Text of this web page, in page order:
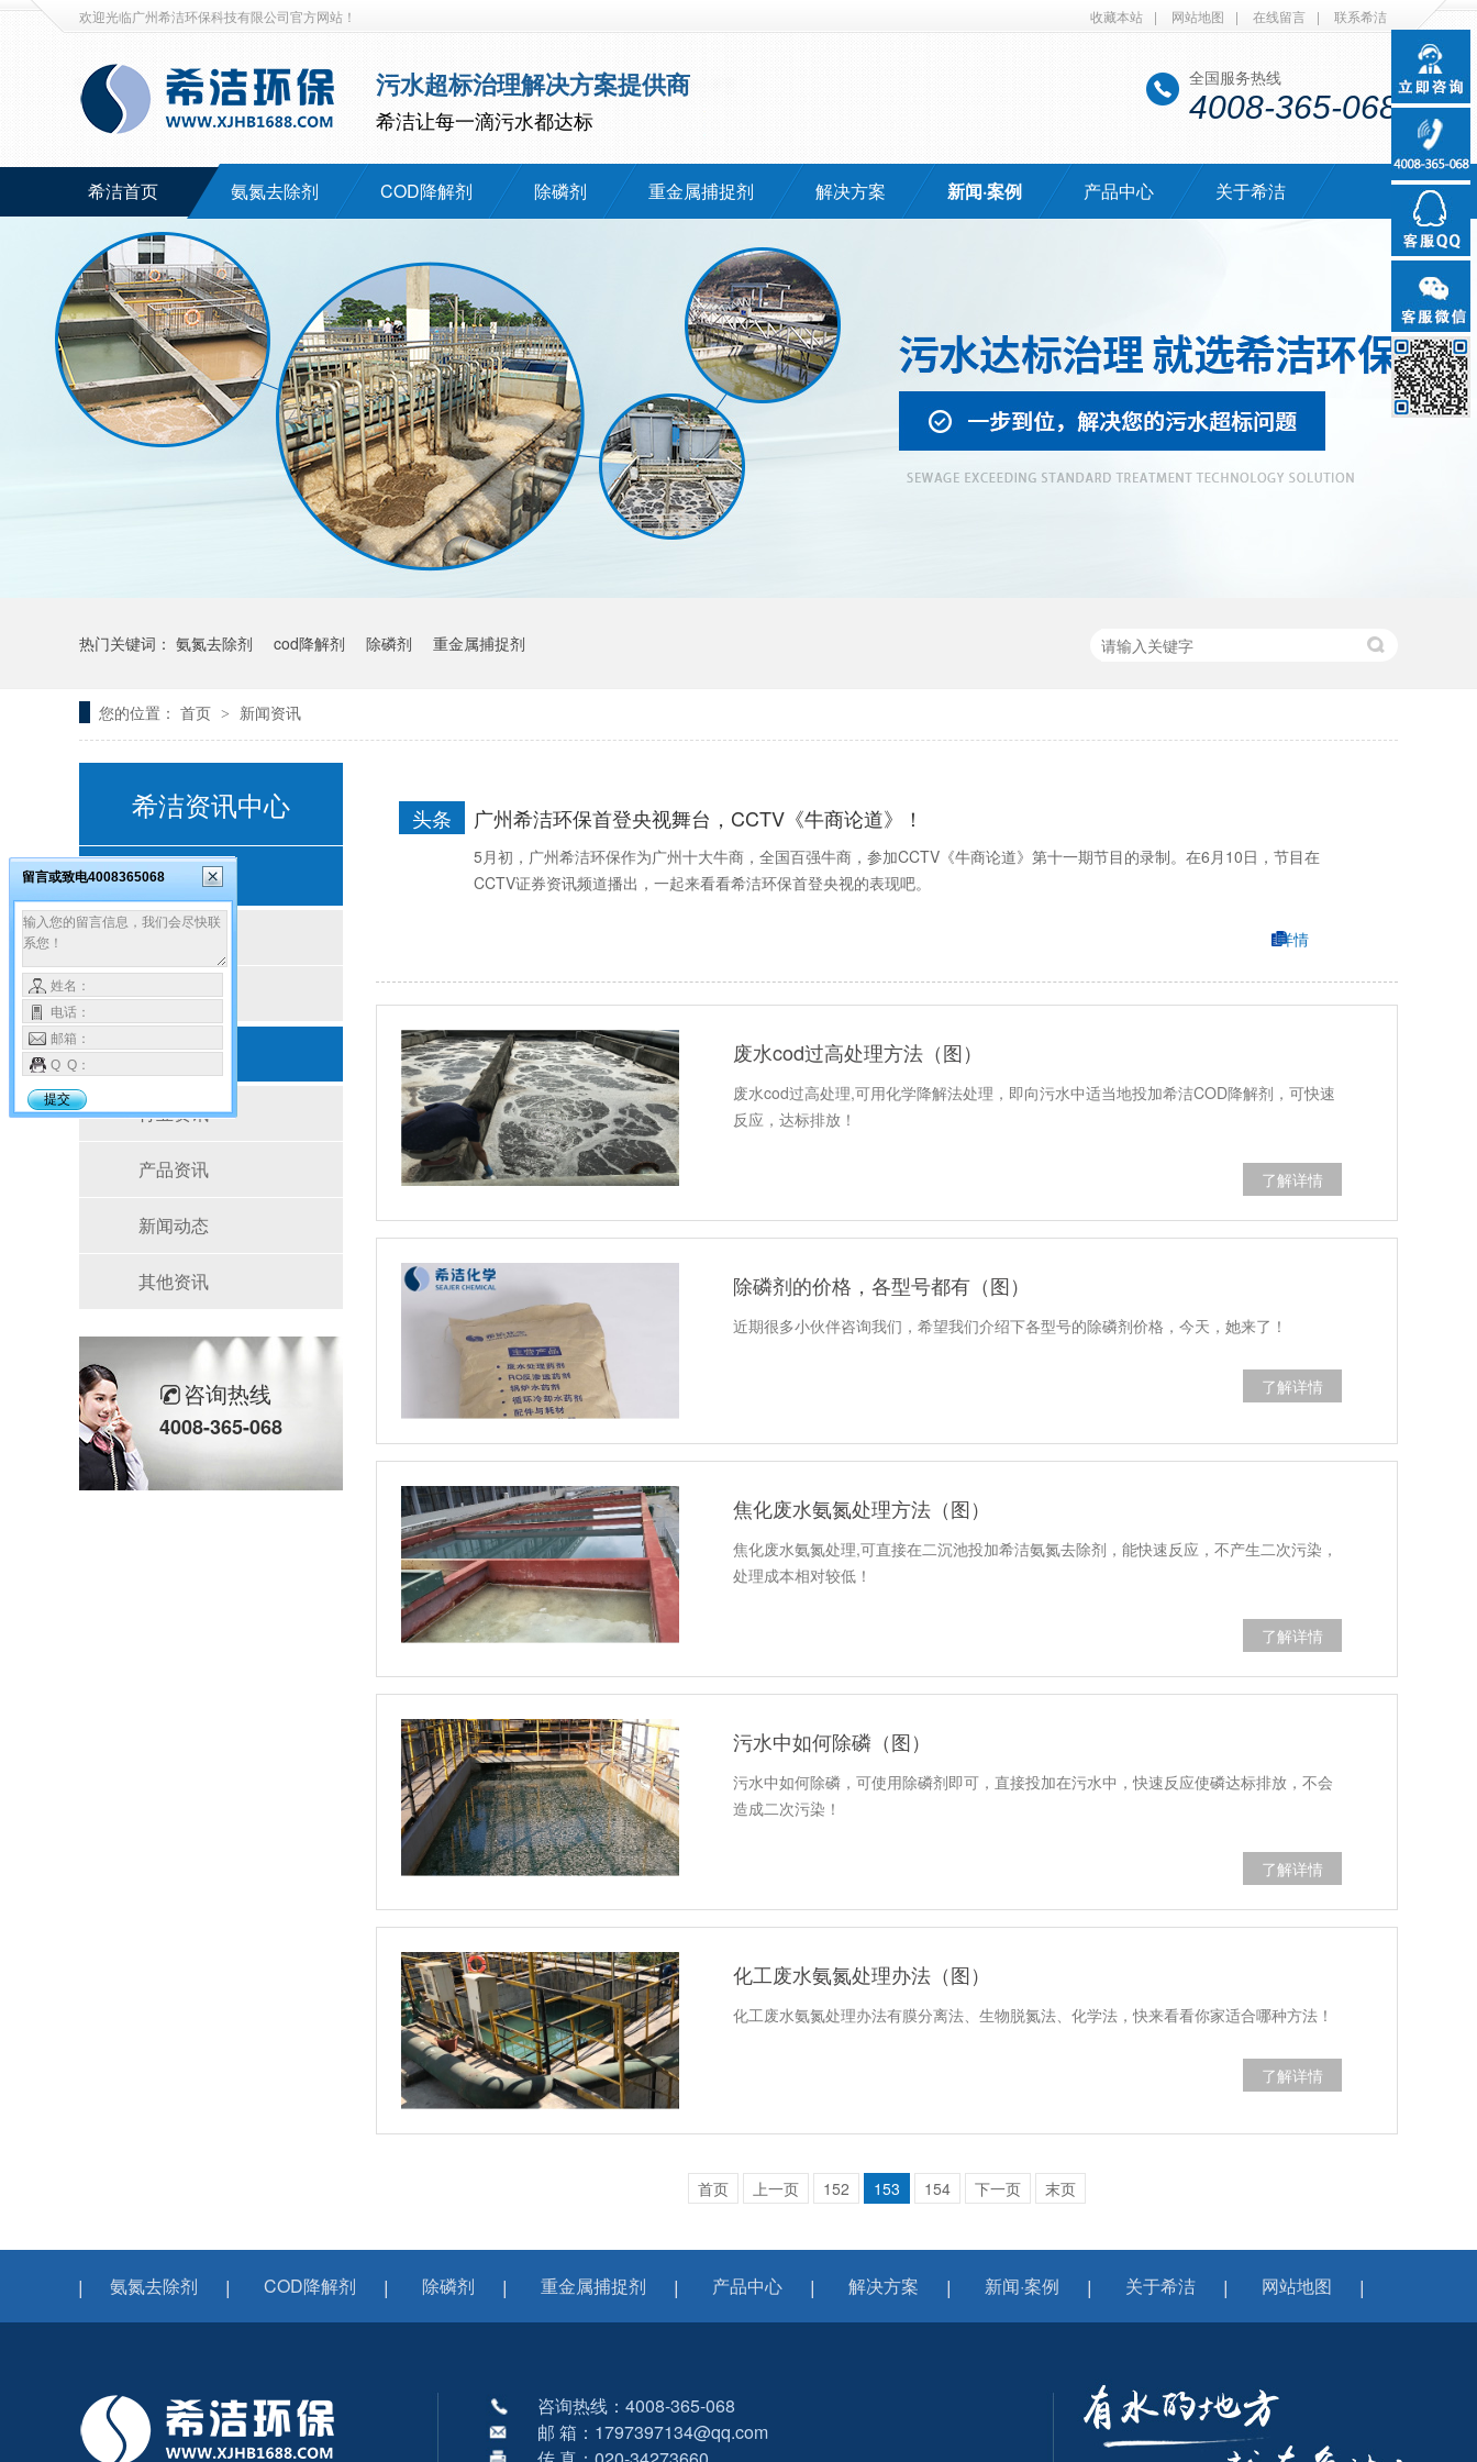
收藏本站 | 网站地图 | 在线留言 | 联系希洁
欢迎光临广州希洁环保科技有限公司官方网站！
污水超标治理解决方案提供商
希洁让每一滴污水都达标
全国服务热线
4008-365-068
希洁首页 氨氮去除剂 COD降解剂 除磷剂 重金属捕捉剂 解决方案 新闻·案例 产品中心 关于希洁
热门关键词： 氨氮去除剂 cod降解剂 除磷剂 重金属捕捉剂
您的位置： 首页 > 新闻资讯
广州希洁环保首登央视舞台，CCTV《牛商论道》！
头条
5月初，广州希洁环保作为广州十大牛商，全国百强牛商，参加CCTV《牛商论道》第十一期节目的录制。在6月10日，节目在
CCTV证券资讯频道播出，一起来看看希洁环保首登央视的表现吧。
详情
废水cod过高处理方法（图）
废水cod过高处理,可用化学降解法处理，即向污水中适当地投加希洁COD降解剂，可快速
反应，达标排放！
了解详情
除磷剂的价格，各型号都有（图）
近期很多小伙伴咨询我们，希望我们介绍下各型号的除磷剂价格，今天，她来了！
了解详情
焦化废水氨氮处理方法（图）
焦化废水氨氮处理,可直接在二沉池投加希洁氨氮去除剂，能快速反应，不产生二次污染，
处理成本相对较低！
了解详情
污水中如何除磷（图）
污水中如何除磷，可使用除磷剂即可，直接投加在污水中，快速反应使磷达标排放，不会
造成二次污染！
了解详情
化工废水氨氮处理办法（图）
化工废水氨氮处理办法有膜分离法、生物脱氮法、化学法，快来看看你家适合哪种方法！
了解详情
首页 上一页 152 153 154 下一页 末页
希洁资讯中心
客户案例
按行业分类
按产品分类
新闻资讯
行业资讯
产品资讯
新闻动态
其他资讯
咨询热线
4008-365-068
氨氮去除剂 COD降解剂 除磷剂 重金属捕捉剂 产品中心 解决方案 新闻·案例 关于希洁 网站地图
咨询热线：4008-365-068
邮 箱：1797397134@qq.com
留言或致电4008365068
姓名：
电话：
邮箱：
Q Q：
提交